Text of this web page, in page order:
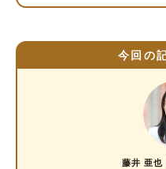
ボーナスの算定期
給与体系が年俸制
ボーナスをもらっ
産休中にボーナス
今回の
藤井 亜也